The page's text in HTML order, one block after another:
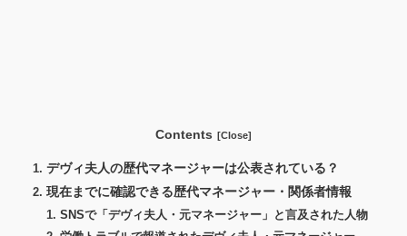
Contents
デヴィ夫人の歴代マネージャーは公表されている？
現在までに確認できる歴代マネージャー・関係者情報
SNSで「デヴィ夫人・元マネージャー」と言及された人物